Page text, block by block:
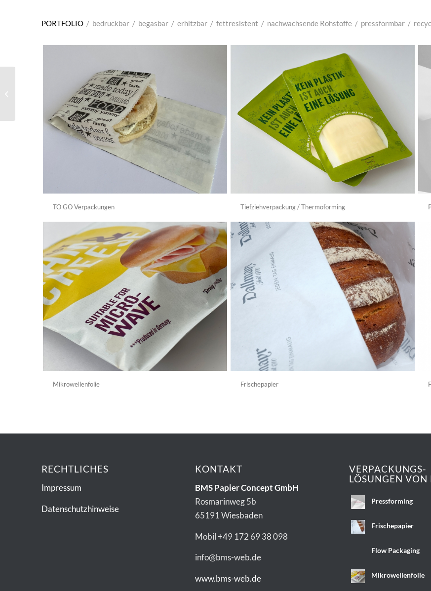
PORTFOLIO / bedruckbar / begasbar / erhitzbar / fettresistent / nachwachsende Rohstoffe / pressformbar /
TO GO Verpackungen Tiefziehverpackung / Thermoforming
Mikrowellenfolie Frischepapier
RECHTLICHES
Impressum
Datenschutzhinweise
KONTAKT
BMS Papier Concept GmbH
Rosmarinweg 5b
65191 Wiesbaden
Mobil +49 172 69 38 098
info@bms-web.de
www.bms-web.de
VERPACKUNGS-
LÖSUNGEN VON
Pressforming
Frischepapier
Flow Packaging
Mikrowellenfolie
TO GO Verpackungen